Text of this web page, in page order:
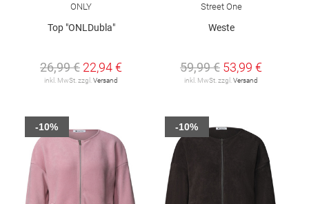
ONLY
Top "ONLDubla"
26,99 € 22,94 €
inkl. MwSt. zzgl. Versand
Street One
Weste
59,99 € 53,99 €
inkl. MwSt. zzgl. Versand
-10% -10%